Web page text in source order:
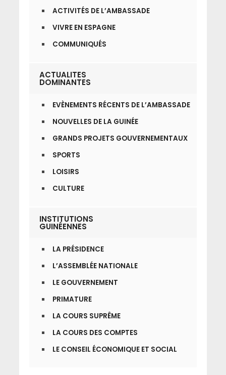
ACTIVITÉS DE L’AMBASSADE
VIVRE EN ESPAGNE
COMMUNIQUÉS
ACTUALITES
DOMINANTES
EVÈNEMENTS RÉCENTS DE L’AMBASSADE
NOUVELLES DE LA GUINÉE
GRANDS PROJETS GOUVERNEMENTAUX
SPORTS
LOISIRS
CULTURE
INSTITUTIONS
GUINÉENNES
LA PRÉSIDENCE
L’ASSEMBLÉE NATIONALE
LE GOUVERNEMENT
PRIMATURE
LA COURS SUPRÊME
LA COURS DES COMPTES
LE CONSEIL ÉCONOMIQUE ET SOCIAL